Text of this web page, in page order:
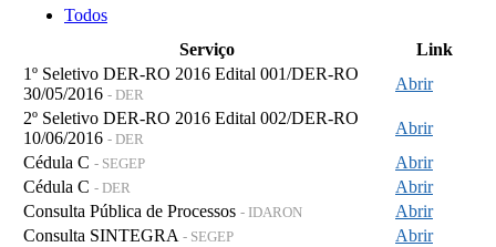
Todos
Serviço
Link
1º Seletivo DER-RO 2016 Edital 001/DER-RO
30/05/2016 - DER
Abrir
2º Seletivo DER-RO 2016 Edital 002/DER-RO
10/06/2016 - DER
Abrir
Cédula C - SEGEP
Abrir
Cédula C - DER
Abrir
Consulta Pública de Processos - IDARON
Abrir
Consulta SINTEGRA - SEGEP
Abrir